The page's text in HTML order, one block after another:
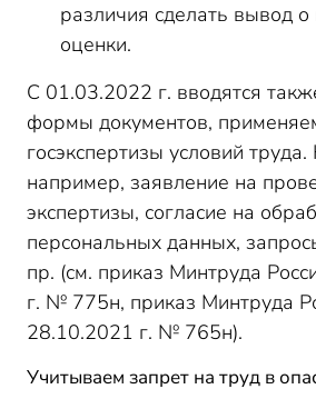
различия сделать вывод о
оценки.
С 01.03.2022 г. вводятся
формы документов,
госэкспертизы условий труда.
например, заявление на
экспертизы, согласие на
персональных данных,
пр. (см. приказ Минтруда
г. № 775н, приказ Минтруда
28.10.2021 г. № 765н).
Учитываем запрет на труд в